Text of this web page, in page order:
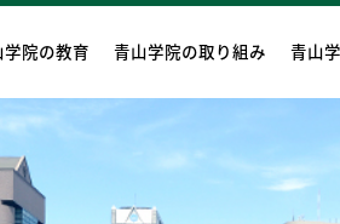
学院の教育 青山学院の取り組み 青山